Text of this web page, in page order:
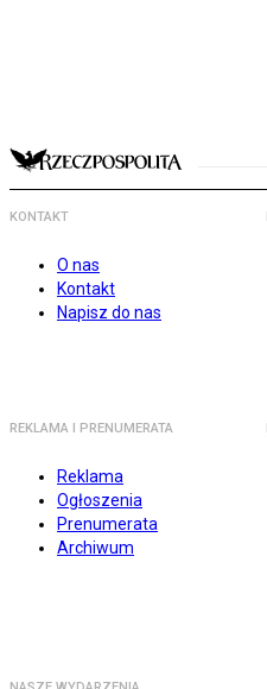
KONTAKT
O nas
Kontakt
Napisz do nas
REKLAMA I PRENUMERATA
Reklama
Ogłoszenia
Prenumerata
Archiwum